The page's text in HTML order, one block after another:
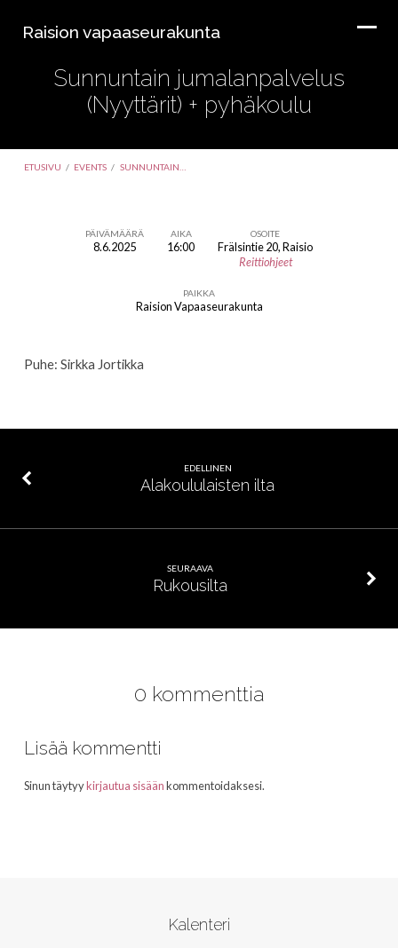
Raision vapaaseurakunta
Sunnuntain jumalanpalvelus
(Nyyttärit) + pyhäkoulu
ETUSIVU / EVENTS / SUNNUNTAIN…
pyhäkoulu
PÄIVÄMÄÄRÄ
8.6.2025
AIKA
16:00
OSOITE
Frälsintie 20, Raisio
Reittiohjeet
PAIKKA
Raision Vapaaseurakunta
Puhe: Sirkka Jortikka
EDELLINEN
Alakoululaisten ilta
SEURAAVA
Rukousilta
0 kommenttia
Lisää kommentti
Sinun täytyykirjautua sisäänkommentoidaksesi.
Kalenteri